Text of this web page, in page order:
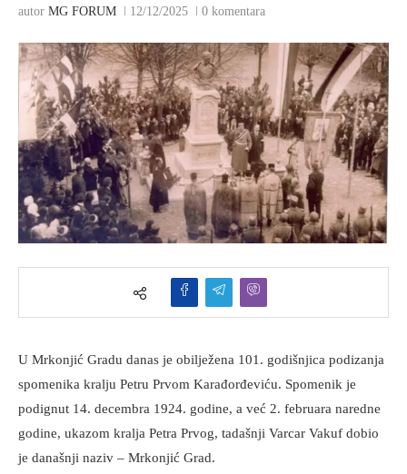
autor MG FORUM 12/12/2025 0 komentara
U Mrkonjić Gradu danas je obilježena 101. godišnjica podizanja
spomenika kralju Petru Prvom Karađorđeviću. Spomenik je
podignut 14. decembra 1924. godine, a već 2. februara naredne
godine, ukazom kralja Petra Prvog, tadašnji Varcar Vakuf dobio
je današnji naziv – Mrkonjić Grad.